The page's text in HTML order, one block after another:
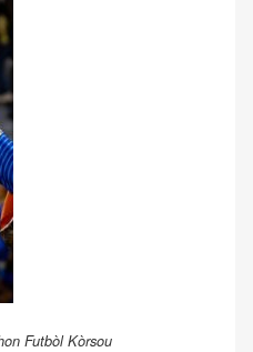
Futbòl Kòrsou